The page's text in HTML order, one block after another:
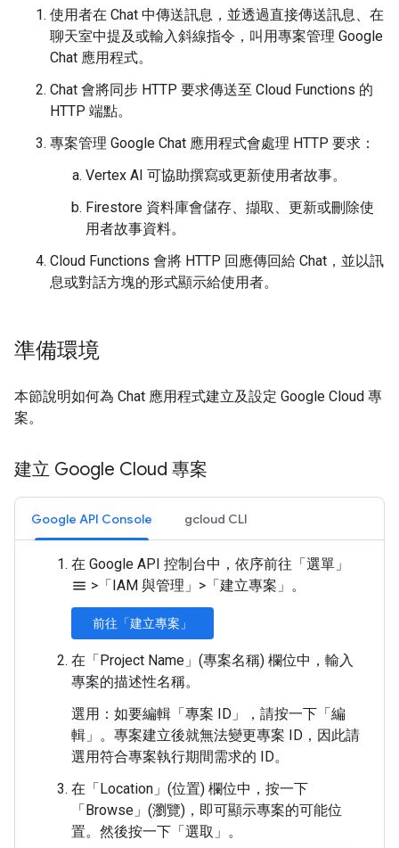
使用者在 Chat 中傳送訊息，並透過直接傳送訊息、在
聊天室中提及或輸入斜線指令，叫用專案管理 Google
Chat 應用程式。
Chat 會將同步 HTTP 要求傳送至 Cloud Functions 的
HTTP 端點。
專案管理 Google Chat 應用程式會處理 HTTP 要求：
Vertex AI 可協助撰寫或更新使用者故事。
Firestore 資料庫會儲存、擷取、更新或刪除使
用者故事資料。
Cloud Functions 會將 HTTP 回應傳回給 Chat，並以訊
息或對話方塊的形式顯示給使用者。
準備環境
本節說明如何為 Chat 應用程式建立及設定 Google Cloud 專
案。
建立 Google Cloud 專案
Google API Console gcloud CLI
在 Google API 控制台中，依序前往「選單」
menu > 「IAM 與管理」 > 「建立專案」 。
前往「建立專案」
在「Project Name」(專案名稱) 欄位中，輸入
專案的描述性名稱。
選用：如要編輯「專案 ID」
，請按一下「編
輯」 。專案建立後就無法變更專案 ID，因此請
選用符合專案執行期間需求的 ID。
在「Location」(位置) 欄位中，按一下
「Browse」(瀏覽) ，即可顯示專案的可能位
置。然後按一下「選取」 。